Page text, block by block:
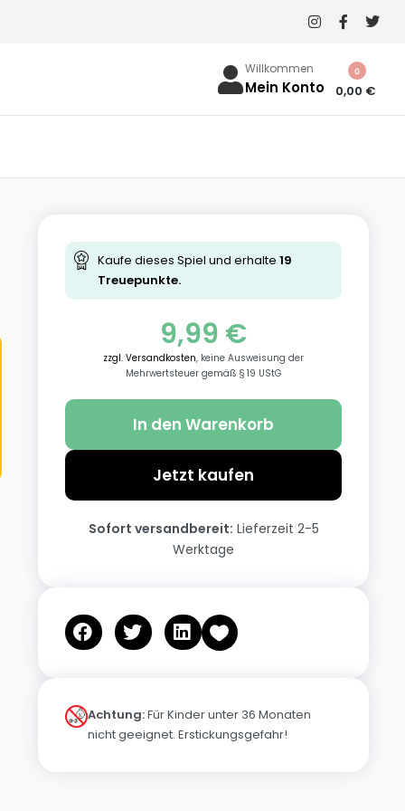
Willkommen
Mein Konto 0,00 €
0
Kaufe dieses Spiel und erhalte19
Treuepunkte.
9,99 €
zzgl. Versandkosten, keine Ausweisung der
Mehrwertsteuer gemäß § 19 UStG
In den Warenkorb
Jetzt kaufen
Sofort versandbereit: Lieferzeit 2-5
Werktage
Achtung:Für Kinder unter 36 Monaten
nicht geeignet. Erstickungsgefahr!